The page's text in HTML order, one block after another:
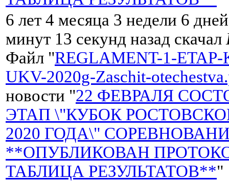
6 лет 4 месяца 3 недели 6
минут 13 секунд назад скачал
Файл "REGLAMENT-1-
UKV-2020g-Zaschit-
новости "22 ФЕВРАЛЯ
ЭТАП \"КУБОК
2020 ГОДА\"
**ОПУБЛИКОВАН
ТАБЛИЦА РЕЗУЛЬТАТОВ**"